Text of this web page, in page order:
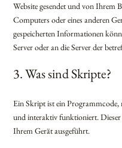
Website gesendet und von Ihrem
Computers oder eines anderen
gespeicherten Informationen
Server oder an die Server der
3. Was sind Skripte?
Ein Skript ist ein Programmcode,
und interaktiv funktioniert.
Ihrem Gerät ausgeführt.